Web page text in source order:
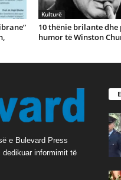
Kulturë
10 thënie brilante dhe
humor të Winston
e Bulevard Press
informimit të